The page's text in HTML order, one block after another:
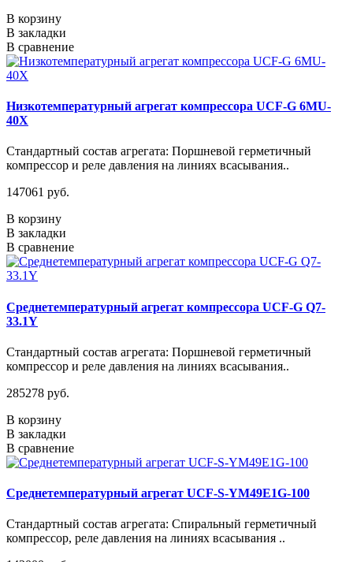
В корзину
В закладки
В сравнение
Низкотемпературный агрегат компрессора UCF-G 6MU-
40X
Стандартный состав агрегата: Поршневой герметичный
компрессор и реле давления на линиях всасывания..
147061 руб.
В корзину
В закладки
В сравнение
Среднетемпературный агрегат компрессора UCF-G Q7-
33.1Y
Стандартный состав агрегата: Поршневой герметичный
компрессор и реле давления на линиях всасывания..
285278 руб.
В корзину
В закладки
В сравнение
Среднетемпературный агрегат UCF-S-YM49E1G-100
Стандартный состав агрегата: Спиральный герметичный
компрессор, реле давления на линиях всасывания ..